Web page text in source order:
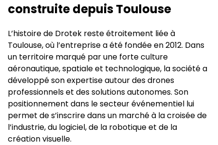
construite depuis Toulouse
L’histoire de Drotek reste étroitement liée à
Toulouse, où l’entreprise a été fondée en 2012. Dans
un territoire marqué par une forte culture
aéronautique, spatiale et technologique, la société a
développé son expertise autour des drones
professionnels et des solutions autonomes. Son
positionnement dans le secteur événementiel lui
permet de s’inscrire dans un marché à la croisée de
l’industrie, du logiciel, de la robotique et de la
création visuelle.